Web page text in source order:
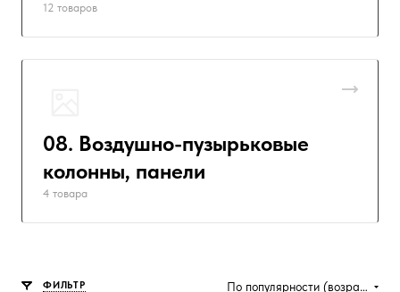
12 товаров
08. Воздушно-пузырьковые
колонны, панели
4 товара
ФИЛЬТР По популярности (возрастание)